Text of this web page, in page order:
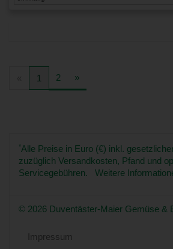
1 2 »
*Alle Preise in Euro (€) inkl.
zuzüglich Versandkosten, Pfand und
Servicegebühren. Weitere
© 2026 Duventäster-Maier Gemüse &
Impressum